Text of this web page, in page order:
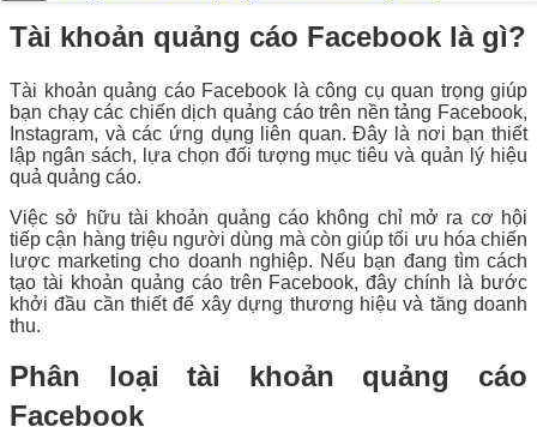
Tài khoản quảng cáo Facebook là gì?
Tài khoản quảng cáo Facebook là công cụ quan trọng giúp
bạn chạy các chiến dịch quảng cáo trên nền tảng Facebook,
Instagram, và các ứng dụng liên quan. Đây là nơi bạn thiết
lập ngân sách, lựa chọn đối tượng mục tiêu và quản lý hiệu
quả quảng cáo.
Việc sở hữu tài khoản quảng cáo không chỉ mở ra cơ hội
tiếp cận hàng triệu người dùng mà còn giúp tối ưu hóa chiến
lược marketing cho doanh nghiệp. Nếu bạn đang tìm cách
tạo tài khoản quảng cáo trên Facebook, đây chính là bước
khởi đầu cần thiết để xây dựng thương hiệu và tăng doanh
thu.
Phân loại tài khoản quảng cáo
Facebook